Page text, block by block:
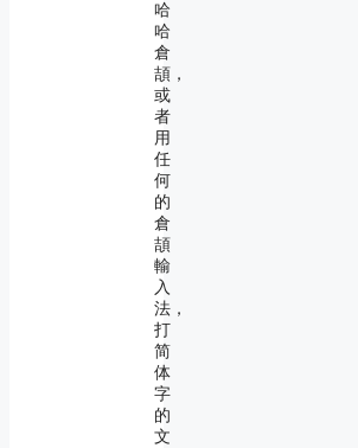
哈
哈
倉
頡，
或
者
用
任
何
的
倉
頡
輸
入
法，
打
简
体
字
的
文